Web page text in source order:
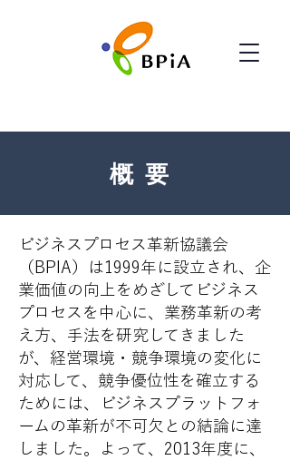
概要
ビジネスプロセス革新協議会
（BPIA）は1999年に設立され、企
業価値の向上をめざしてビジネス
プロセスを中心に、業務革新の考
え方、手法を研究してきました
が、経営環境・競争環境の変化に
対応して、競争優位性を確立する
ためには、ビジネスプラットフォ
ームの革新が不可欠との結論に達
しました。よって、2013年度に、